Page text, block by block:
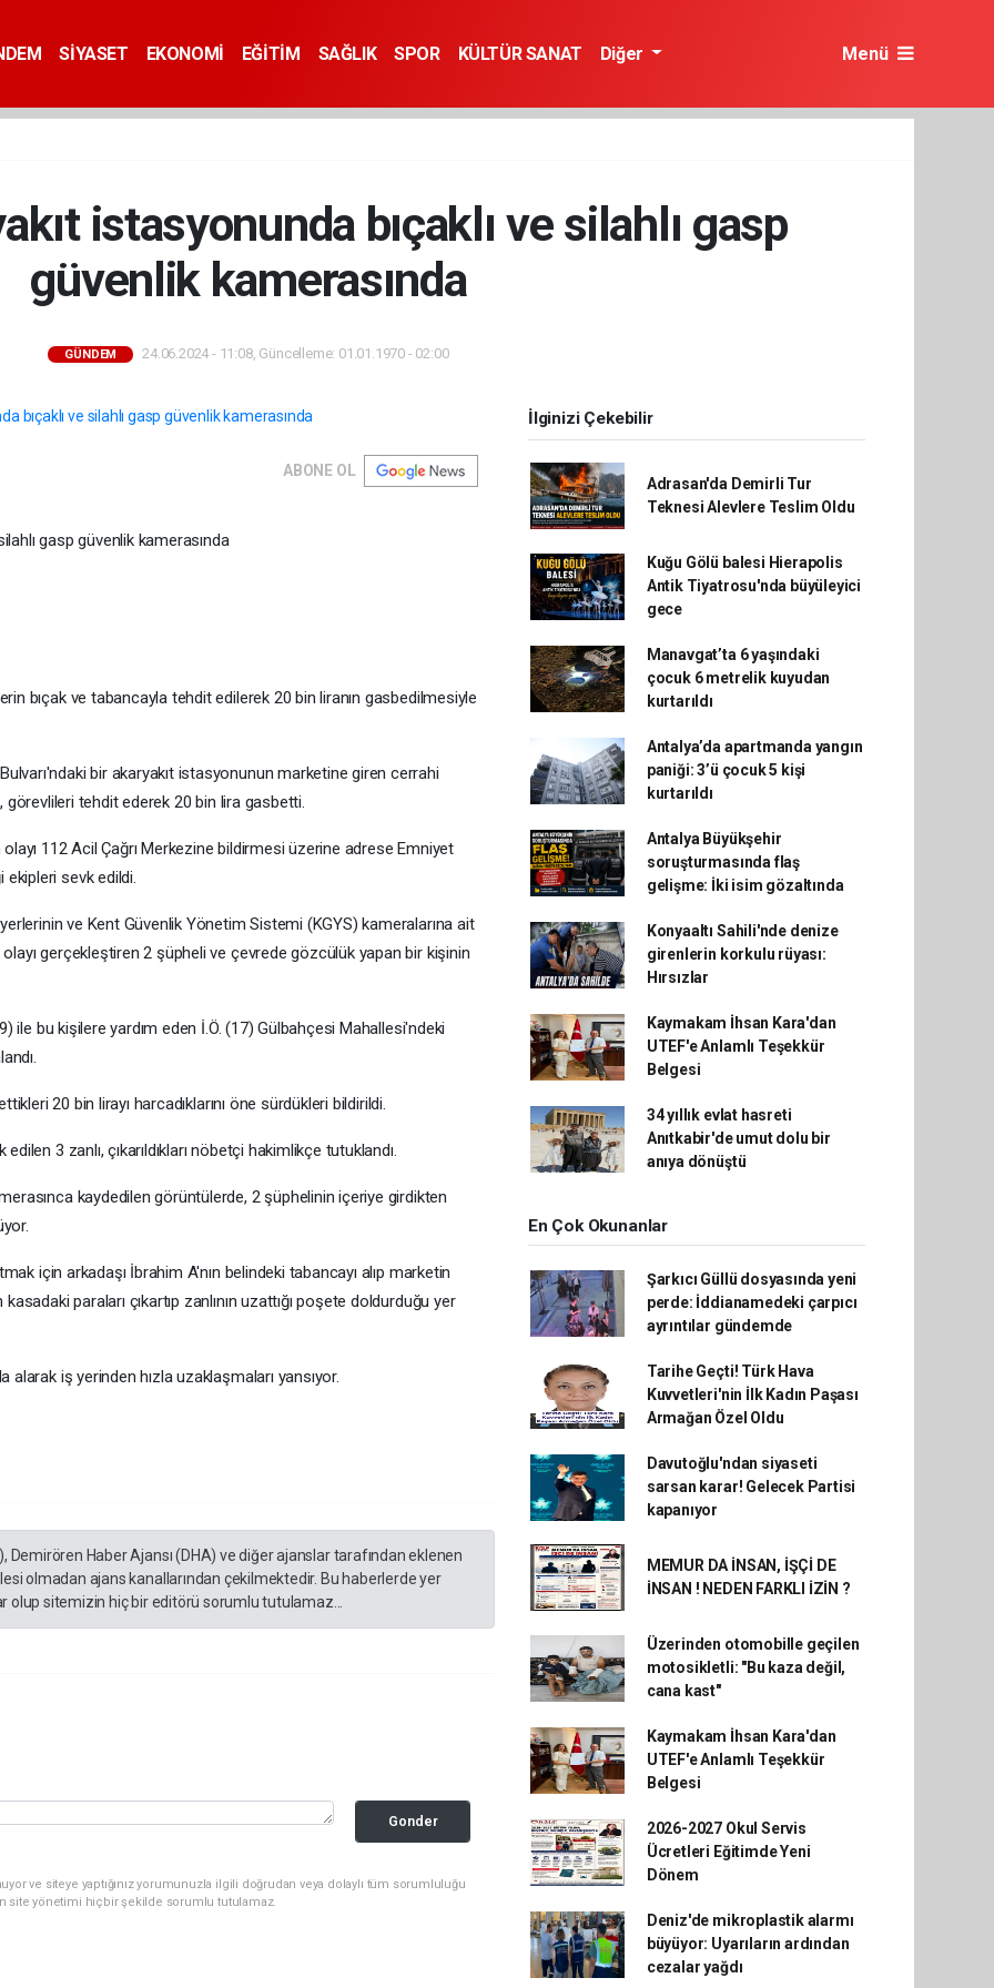
SİYASET EKONOMİ EĞİTİM SAĞLIK SPOR KÜLTÜR SANAT Diğer Menü
istasyonunda bıçaklı ve silahlı gasp
güvenlik kamerasında
GÜNDEM 24.06.2024 - 11:08, Güncelleme: 01.01.1970 - 02:00
ABONE OL
gasp güvenlik kamerasında
bıçak ve tabancayla tehdit edilerek 20 bin liranın gasbedilmesiyle
bir akaryakıt istasyonunun marketine giren cerrahi
görevlileri tehdit ederek 20 bin lira gasbetti.
112 Acil Çağrı Merkezine bildirmesi üzerine adrese Emniyet
sevk edildi.
ve Kent Güvenlik Yönetim Sistemi (KGYS) kameralarına ait
gerçekleştiren 2 şüpheli ve çevrede gözcülük yapan bir kişinin
ile bu kişilere yardım eden İ.Ö. (17) Gülbahçesi Mahallesi'ndeki
20 bin lirayı harcadıklarını öne sürdükleri bildirildi.
3 zanlı, çıkarıldıkları nöbetçi hakimlikçe tutuklandı.
kaydedilen görüntülerde, 2 şüphelinin içeriye girdikten
için arkadaşı İbrahim A'nın belindeki tabancayı alıp marketin
paraları çıkartıp zanlının uzattığı poşete doldurduğu yer
iş yerinden hızla uzaklaşmaları yansıyor.
Demirören Haber Ajansı (DHA) ve diğer ajanslar tarafından eklenen
olmadan ajans kanallarından çekilmektedir. Bu haberlerde yer
sitemizin hiç bir editörü sorumlu tutulamaz...
Gonder
ve siteye yaptığınız yorumunuzla ilgili doğrudan veya dolaylı tüm sorumluluğu
site yönetimi hiçbir şekilde sorumlu tutulamaz.
İlginizi Çekebilir
Adrasan'da Demirli Tur
Teknesi Alevlere Teslim Oldu
Kuğu Gölü balesi Hierapolis
Antik Tiyatrosu'nda büyüleyici
gece
Manavgat’ta 6 yaşındaki
çocuk 6 metrelik kuyudan
kurtarıldı
Antalya’da apartmanda yangın
paniği: 3’ü çocuk 5 kişi
kurtarıldı
Antalya Büyükşehir
soruşturmasında flaş
gelişme: İki isim gözaltında
Konyaaltı Sahili'nde denize
girenlerin korkulu rüyası:
Hırsızlar
Kaymakam İhsan Kara'dan
UTEF'e Anlamlı Teşekkür
Belgesi
34 yıllık evlat hasreti
Anıtkabir'de umut dolu bir
anıya dönüştü
En Çok Okunanlar
Şarkıcı Güllü dosyasında yeni
perde: İddianamedeki çarpıcı
ayrıntılar gündemde
Tarihe Geçti! Türk Hava
Kuvvetleri'nin İlk Kadın Paşası
Armağan Özel Oldu
Davutoğlu'ndan siyaseti
sarsan karar! Gelecek Partisi
kapanıyor
MEMUR DA İNSAN, İŞÇİ DE
İNSAN ! NEDEN FARKLI İZİN ?
Üzerinden otomobille geçilen
motosikletli: "Bu kaza değil,
cana kast"
Kaymakam İhsan Kara'dan
UTEF'e Anlamlı Teşekkür
Belgesi
2026-2027 Okul Servis
Ücretleri Eğitimde Yeni
Dönem
Deniz'de mikroplastik alarmı
büyüyor: Uyarıların ardından
cezalar yağdı